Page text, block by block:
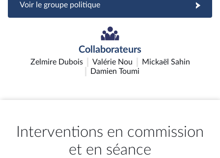
Voir le groupe politique
Collaborateurs
Zelmire Dubois Valérie Nou
Mickaël Sahin
Damien Toumi
Interventions en commission
et en séance